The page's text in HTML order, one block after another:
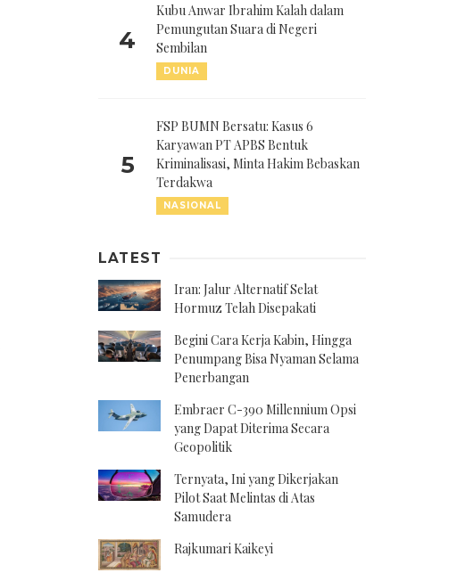
4
Kubu Anwar Ibrahim Kalah dalam
Pemungutan Suara di Negeri
Sembilan
DUNIA
5
FSP BUMN Bersatu: Kasus 6
Karyawan PT APBS Bentuk
Kriminalisasi, Minta Hakim Bebaskan
Terdakwa
NASIONAL
LATEST
Iran: Jalur Alternatif Selat
Hormuz Telah Disepakati
Begini Cara Kerja Kabin, Hingga
Penumpang Bisa Nyaman Selama
Penerbangan
Embraer C-390 Millennium Opsi
yang Dapat Diterima Secara
Geopolitik
Ternyata, Ini yang Dikerjakan
Pilot Saat Melintas di Atas
Samudera
Rajkumari Kaikeyi